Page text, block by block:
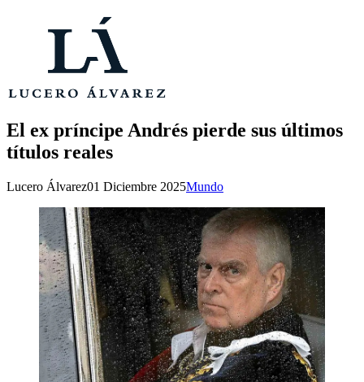
El ex príncipe Andrés pierde sus últimos
títulos reales
Lucero Álvarez01 Diciembre 2025Mundo